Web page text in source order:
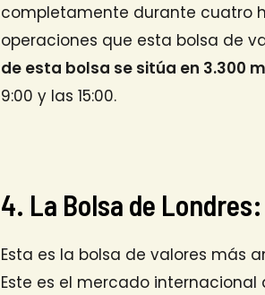
completamente durante cuatro
operaciones que esta bolsa de
de esta bolsa se sitúa en 3.300
9:00 y las 15:00.
4. La Bolsa de Londres:
Esta es la bolsa de valores más
Este es el mercado